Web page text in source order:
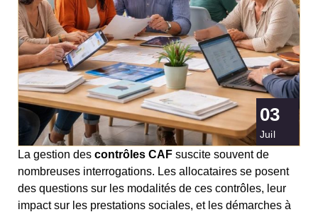
03
Juil
La gestion des contrôles CAF suscite souvent de
nombreuses interrogations. Les allocataires se posent
des questions sur les modalités de ces contrôles, leur
impact sur les prestations sociales, et les démarches à